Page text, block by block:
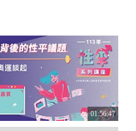
01:56:47